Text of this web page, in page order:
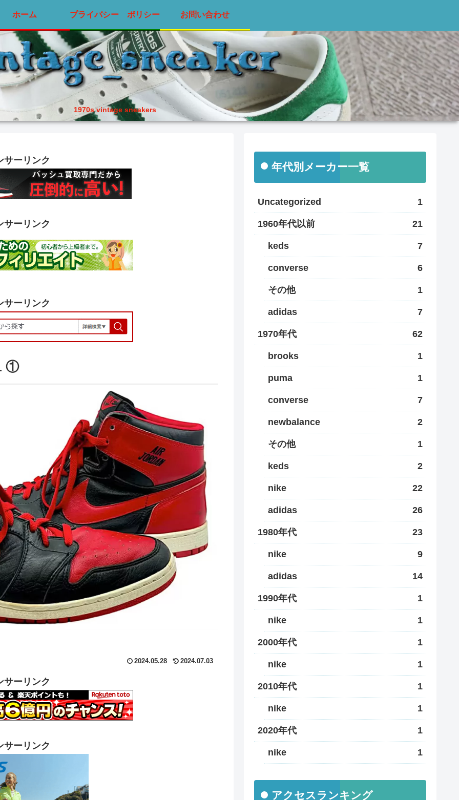
1970s vintage sneakers
ホーム プライバシー ポリシー お問い合わせ
サーリンク
サーリンク
サーリンク
①
2024.05.28 2024.07.03
サーリンク
サーリンク
年代別メーカー一覧
Uncategorized 1
1960年代以前 21
keds 7
converse 6
その他 1
adidas 7
1970年代 62
brooks 1
puma 1
converse 7
newbalance 2
その他 1
keds 2
nike 22
adidas 26
1980年代 23
nike 9
adidas 14
1990年代 1
nike 1
2000年代 1
nike 1
2010年代 1
nike 1
2020年代 1
nike 1
アクセスランキング